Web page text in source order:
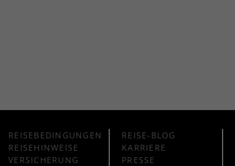
REISEBEDINGUNGEN
REISEHINWEISE
VERSICHERUNG
REISE-BLOG
KARRIERE
PRESSE